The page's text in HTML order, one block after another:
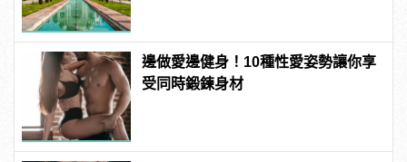
邊做愛邊健身！10種性愛姿勢讓你享
受同時鍛鍊身材